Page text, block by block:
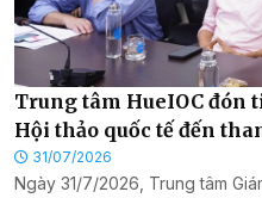
Trung tâm HueIOC đón
Hội thảo quốc tế đến
nghiệm về mô hình đô
31/07/2026
Ngày 31/7/2026, Trung tâm